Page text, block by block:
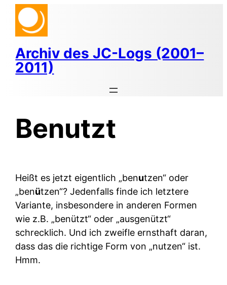
Zum
Inhalt
springen
Archiv des JC-Logs (2001–
2011)
Benutzt
Heißt es jetzt eigentlich „benutzen“ oder
„benützen“? Jedenfalls finde ich letztere
Variante, insbesondere in anderen Formen
wie z.B. „benützt“ oder „ausgenützt“
schrecklich. Und ich zweifle ernsthaft daran,
dass das die richtige Form von „nutzen“ ist.
Hmm.